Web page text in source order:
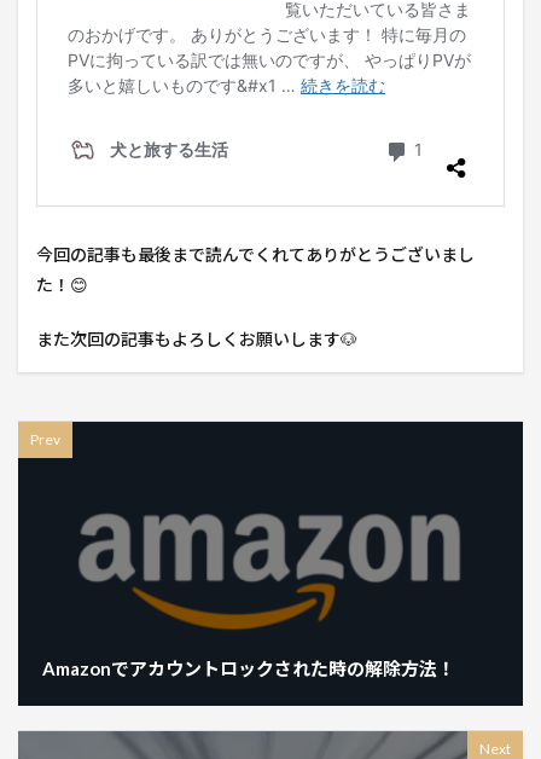
今回の記事も最後まで読んでくれてありがとうございまし
た！😊
また次回の記事もよろしくお願いします🐶
Prev
Amazonでアカウントロックされた時の解除方法！
Next